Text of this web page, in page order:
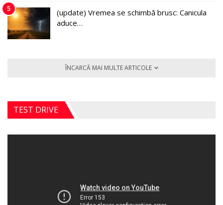
5
(update) Vremea se schimbă brusc: Canicula
aduce…
ÎNCARCĂ MAI MULTE ARTICOLE
TEST DRIVE